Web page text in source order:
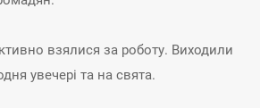
взялися за роботу. Виходили
увечері та на свята.